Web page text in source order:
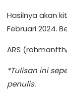
Hasilnya akan
Februari 2024.
ARS
*Tulisan ini
penulis.